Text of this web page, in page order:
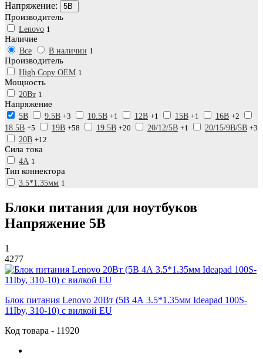
Напряжение:
5В
Производитель
Lenovo 1
Наличие
Все В наличии 1
Производитель
High Copy OEM 1
Мощность
20Вт 1
Напряжение
5В 9.5В +3 10.5В +1 12В +1 15В +1 16В +2
18.5В +5 19В +58 19.5В +20 20/12/5В +1 20/15/9В/5В +3
20В +12
Сила тока
4А 1
Тип коннектора
3.5*1.35мм 1
Блоки питания для ноутбуков
Напряжение 5В
1
4277
Блок питания Lenovo 20Вт (5В 4А 3.5*1.35мм Ideapad 100S-
11Iby, 310-10) с вилкой EU
Код товара - 11920